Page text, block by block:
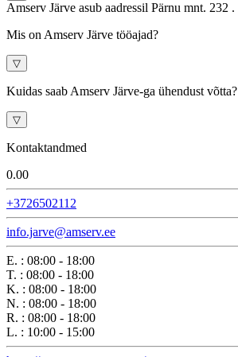
Amserv Järve asub aadressil Pärnu mnt. 232 .
Mis on Amserv Järve tööajad?
▽
Kuidas saab Amserv Järve-ga ühendust võtta?
▽
Kontaktandmed
0.00
+3726502112
info.jarve@amserv.ee
E. : 08:00 - 18:00
T. : 08:00 - 18:00
K. : 08:00 - 18:00
N. : 08:00 - 18:00
R. : 08:00 - 18:00
L. : 10:00 - 15:00